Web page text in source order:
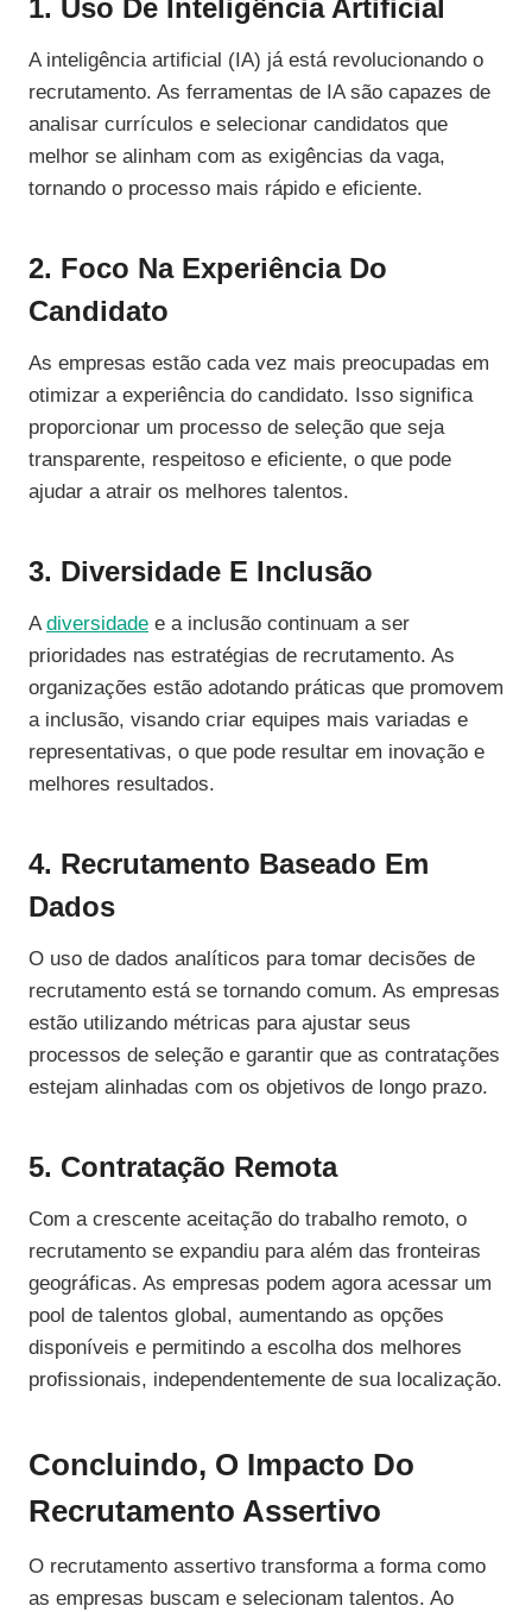
1. Uso De Inteligência Artificial
A inteligência artificial (IA) já está revolucionando o
recrutamento. As ferramentas de IA são capazes de
analisar currículos e selecionar candidatos que
melhor se alinham com as exigências da vaga,
tornando o processo mais rápido e eficiente.
2. Foco Na Experiência Do
Candidato
As empresas estão cada vez mais preocupadas em
otimizar a experiência do candidato. Isso significa
proporcionar um processo de seleção que seja
transparente, respeitoso e eficiente, o que pode
ajudar a atrair os melhores talentos.
3. Diversidade E Inclusão
Adiversidade e a inclusão continuam a ser
prioridades nas estratégias de recrutamento. As
organizações estão adotando práticas que promovem
a inclusão, visando criar equipes mais variadas e
representativas, o que pode resultar em inovação e
melhores resultados.
4. Recrutamento Baseado Em
Dados
O uso de dados analíticos para tomar decisões de
recrutamento está se tornando comum. As empresas
estão utilizando métricas para ajustar seus
processos de seleção e garantir que as contratações
estejam alinhadas com os objetivos de longo prazo.
5. Contratação Remota
Com a crescente aceitação do trabalho remoto, o
recrutamento se expandiu para além das fronteiras
geográficas. As empresas podem agora acessar um
pool de talentos global, aumentando as opções
disponíveis e permitindo a escolha dos melhores
profissionais, independentemente de sua localização.
Concluindo, O Impacto Do
Recrutamento Assertivo
O recrutamento assertivo transforma a forma como
as empresas buscam e selecionam talentos. Ao